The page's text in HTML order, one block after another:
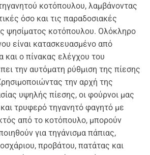
κοτόπουλου, λαμβάνοντας
όσο και τις παραδοσιακές
ψησίματος κοτόπουλου. Ολόκληρο
είναι κατασκευασμένο από
και ο πίνακας ελέγχου του
την αυτόματη ρύθμιση της πίεσης
την αρχή της
υψηλής πίεσης, οι φούρνοι μας
τρυφερό τηγανητό φαγητό με
από το κοτόπουλο, μπορούν
για τηγάνισμα πάπιας,
προβάτου, πατάτας και